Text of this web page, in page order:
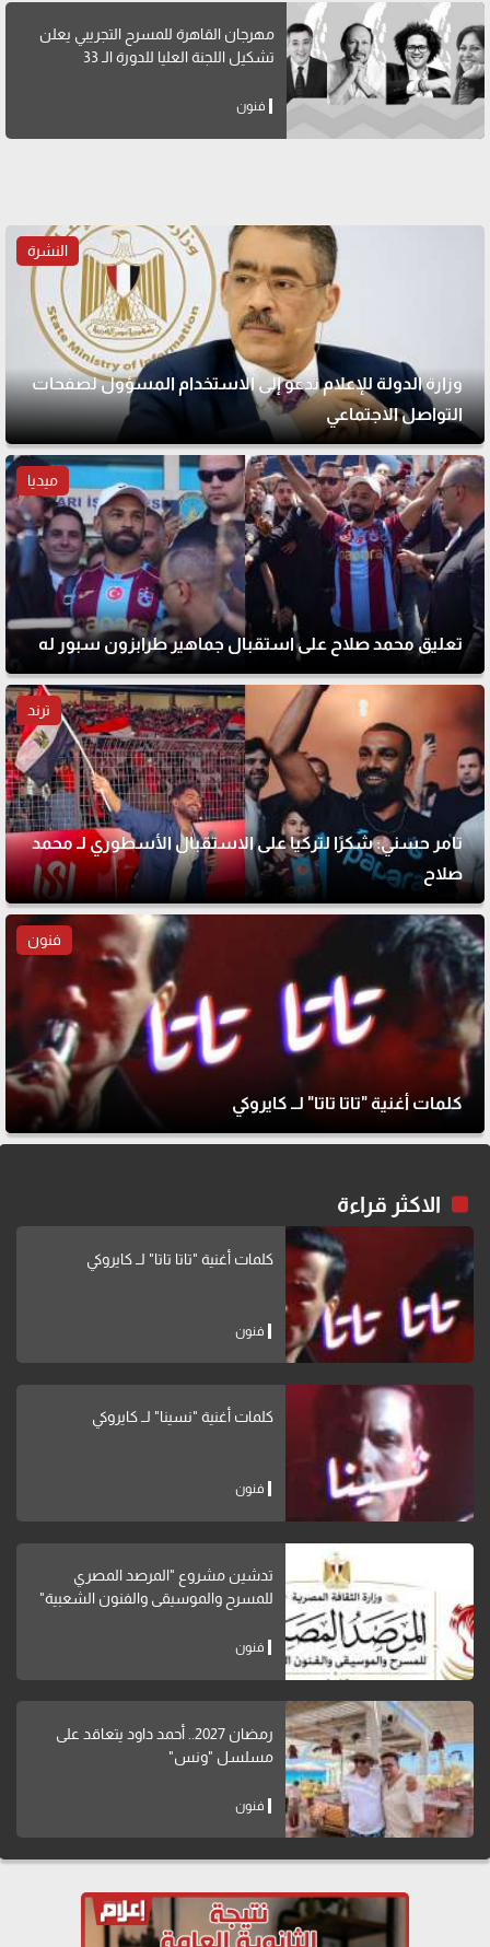
مهرجان القاهرة للمسرح التجريبي يعلن
تشكيل اللجنة العليا للدورة الـ 33
فنون
النشرة
وزارة الدولة للإعلام تدعو إلى الاستخدام المسؤول لصفحات
التواصل الاجتماعي
ميديا
تعليق محمد صلاح على استقبال جماهير طرابزون سبور له
ترند
تامر حسني: شكرًا لتركيا على الاستقبال الأسطوري لـ محمد
صلاح
فنون
كلمات أغنية "تاتا تاتا" لــ كايروكي
الاكثر قراءة
كلمات أغنية "تاتا تاتا" لــ كايروكي
فنون
كلمات أغنية "نسينا" لــ كايروكي
فنون
تدشين مشروع "المرصد المصري
للمسرح والموسيقى والفنون الشعبية"
فنون
رمضان 2027.. أحمد داود يتعاقد على
مسلسل "ونس"
فنون